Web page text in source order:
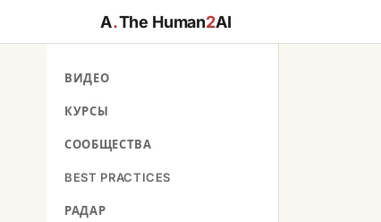
A.The Human2AI
ВИДЕО
КУРСЫ
СООБЩЕСТВА
BEST PRACTICES
РАДАР